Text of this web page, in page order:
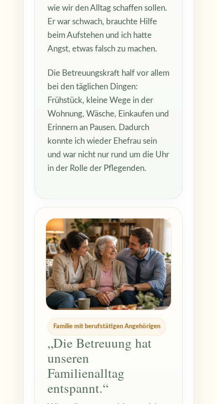
wie wir den Alltag schaffen sollen.
Er war schwach, brauchte Hilfe
beim Aufstehen und ich hatte
Angst, etwas falsch zu machen.
Die Betreuungskraft half vor allem
bei den täglichen Dingen:
Frühstück, kleine Wege in der
Wohnung, Wäsche, Einkaufen und
Erinnern an Pausen. Dadurch
konnte ich wieder Ehefrau sein
und war nicht nur rund um die Uhr
in der Rolle der Pflegenden.
Familie mit berufstätigen Angehörigen
„Die Betreuung hat
unseren
Familienalltag
entspannt.“